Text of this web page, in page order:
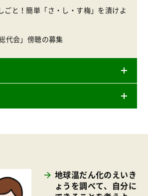
ごと！簡単「さ・し・す梅」を漬けよ
代会」傍聴の募集
ィ
地球温だん化のえいき
ょうを調べて、自分に